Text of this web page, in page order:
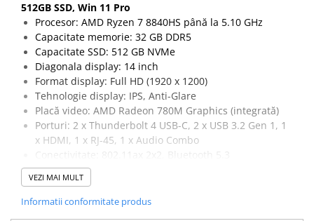
512GB SSD, Win 11 Pro
Procesor: AMD Ryzen 7 8840HS până la 5.10 GHz
Capacitate memorie: 32 GB DDR5
Capacitate SSD: 512 GB NVMe
Diagonala display: 14 inch
Format display: Full HD (1920 x 1200)
Tehnologie display: IPS, Anti-Glare
Placă video: AMD Radeon 780M Graphics (integrată)
Porturi: 2 x Thunderbolt 4 USB-C, 2 x USB 3.2 Gen 1, 1
x HDMI, 1 x RJ-45, 1 x Audio Combo
Camera web: 5.0 MP
Tastatură: UK
Dimensiuni: 315.9 x 223.7 x 17.7 mm (aproximat)
VEZI MAI MULT
Informatii conformitate produs